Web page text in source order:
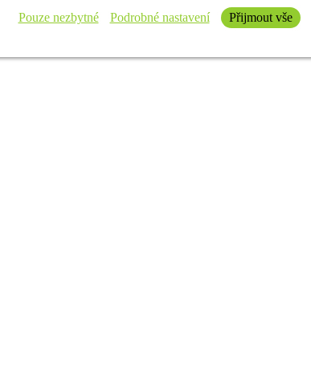
Pouze nezbytné Podrobné nastavení Přijmout vše